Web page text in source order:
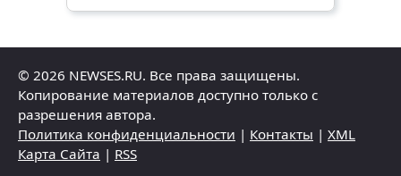
© 2026 NEWSES.RU. Все права защищены.
Копирование материалов доступно только с
разрешения автора.
Политика конфиденциальности | Контакты | XML
Карта Сайта | RSS